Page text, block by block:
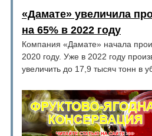
«Дамате» увеличила
на 65% в 2022 году
Компания «Дамате» начала
2020 году. Уже в 2022 году
увеличить до 17,9 тысяч тонн в